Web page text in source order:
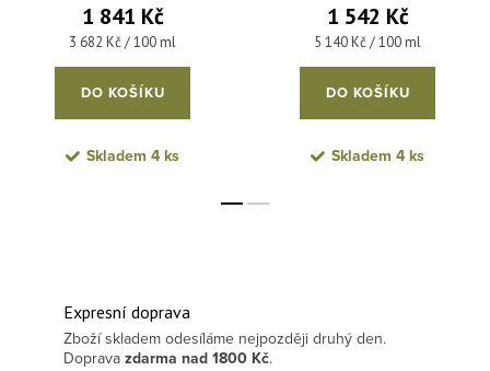
1 841 Kč
Měrná cena:
3 682 Kč / 100 ml
DO KOŠÍKU
Skladem 4 ks
1 542 Kč
Měrná cena:
5 140 Kč / 100 ml
DO KOŠÍKU
Skladem 4 ks
Expresní doprava
Zboží skladem odesíláme nejpozději druhý den.
Doprava zdarma nad 1800 Kč.